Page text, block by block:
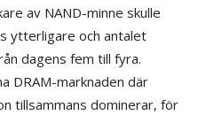
av NAND-minne skulle
ytterligare och antalet
dagens fem till fyra.
DRAM-marknaden där
tillsammans dominerar, för